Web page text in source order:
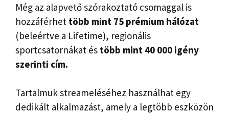
Még az alapvető szórakoztató csomaggal is
hozzáférhet több mint 75 prémium hálózat
(beleértve a Lifetime), regionális
sportcsatornákat és több mint 40 000 igény
szerinti cím.
Tartalmuk streameléséhez használhat egy
dedikált alkalmazást, amely a legtöbb eszközön